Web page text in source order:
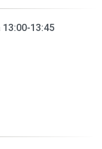
13:45